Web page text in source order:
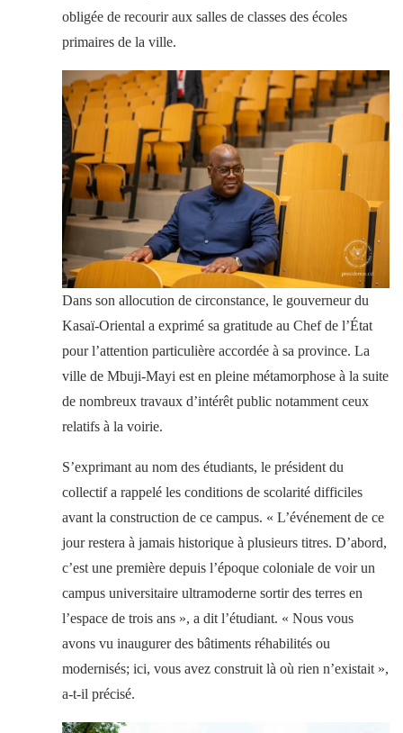
obligée de recourir aux salles de classes des écoles
primaires de la ville.
Dans son allocution de circonstance, le gouverneur du
Kasaï-Oriental a exprimé sa gratitude au Chef de l’État
pour l’attention particulière accordée à sa province. La
ville de Mbuji-Mayi est en pleine métamorphose à la suite
de nombreux travaux d’intérêt public notamment ceux
relatifs à la voirie.
S’exprimant au nom des étudiants, le président du
collectif a rappelé les conditions de scolarité difficiles
avant la construction de ce campus. « L’événement de ce
jour restera à jamais historique à plusieurs titres. D’abord,
c’est une première depuis l’époque coloniale de voir un
campus universitaire ultramoderne sortir des terres en
l’espace de trois ans », a dit l’étudiant. « Nous vous
avons vu inaugurer des bâtiments réhabilités ou
modernisés; ici, vous avez construit là où rien n’existait »,
a-t-il précisé.